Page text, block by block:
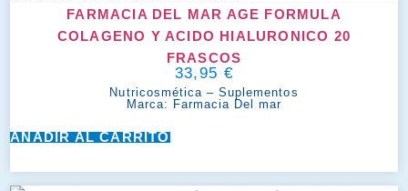
FARMACIA DEL MAR AGE FORMULA
COLAGENO Y ACIDO HIALURONICO 20
FRASCOS
33,95 €
Nutricosmética–Suplementos
Marca: Farmacia Del mar
AÑADIR AL CARRITO